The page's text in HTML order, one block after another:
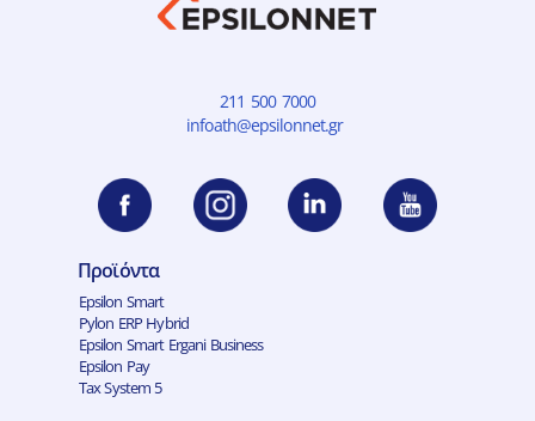
211 500 7000
infoath@epsilonnet.gr
Προϊόντα
Epsilon Smart
Pylon ERP Hybrid
Epsilon Smart Ergani Business
Epsilon Pay
Tax System 5